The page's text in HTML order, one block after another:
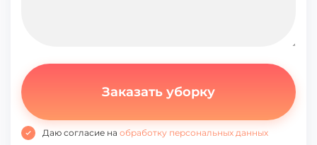
Даю согласие на обработку персональных данных